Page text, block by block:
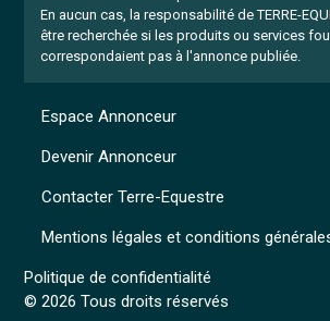
En aucun cas, la responsabilité de TERRE-
être recherchée si les produits ou services
correspondaient pas à l'annonce publiée.
Mentions légales et conditions
Politique de confidentialité
© 2026 Tous droits réservés
Espace Annonceur
Devenir Annonceur
Contacter Terre-Equestre